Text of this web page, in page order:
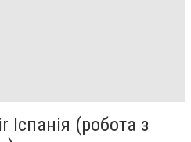
Іспанія (робота з